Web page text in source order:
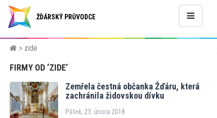
ŽĎÁRSKÝ PRŮVODCE
> zide
FIRMY OD ‘ZIDE’
Zemřela čestná občanka Žďáru, která
zachránila židovskou dívku
Pátek, 23. února 2018